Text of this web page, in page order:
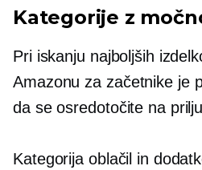
Kategorije z
Pri iskanju najboljših
Amazonu za začetnike je
da se osredotočite na
Kategorija oblačil in